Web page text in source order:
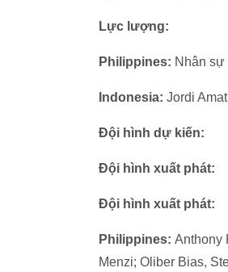
Lực lượng:
Philippines: Nhân sự
Indonesia: Jordi
Đội hình dự kiến:
Đội hình xuất phát:
Đội hình xuất phát:
Philippines: Anthony
Menzi; Oliber Bias,